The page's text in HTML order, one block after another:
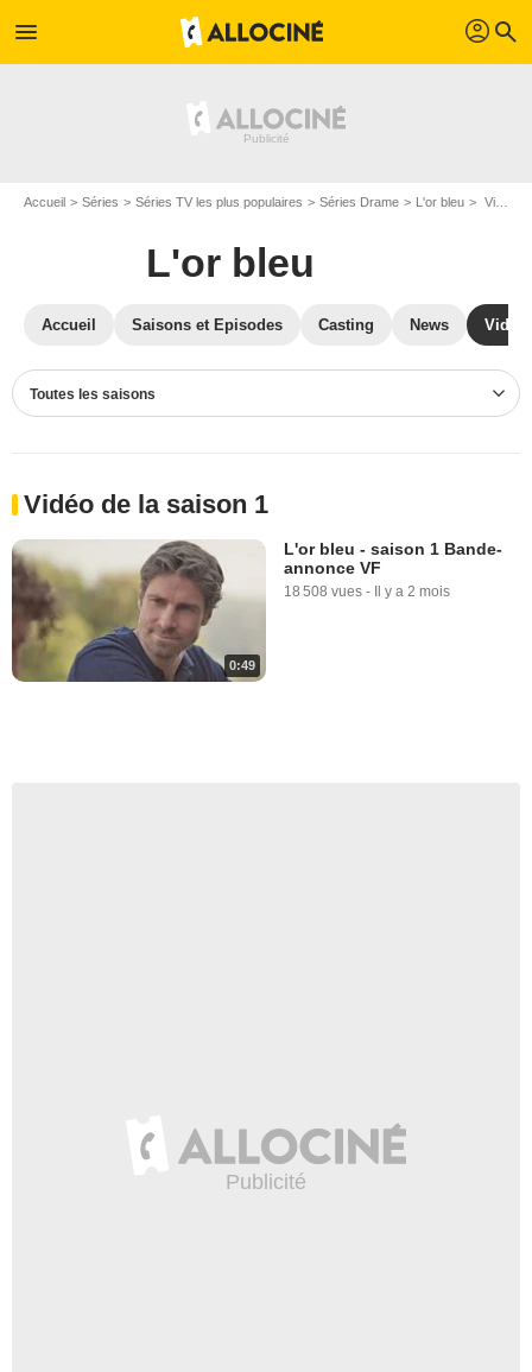
menu profil search
Accueil Séries Séries TV les plus populaires Séries Drame L'or bleu Vidéos L'or bleu
L'or bleu
Accueil Saisons et Episodes Casting News
Toutes les saisons
Vidéo de la saison 1
0:49
L'or bleu - saison 1 Bande-
annonce VF
18 508 vues - Il y a 2 mois